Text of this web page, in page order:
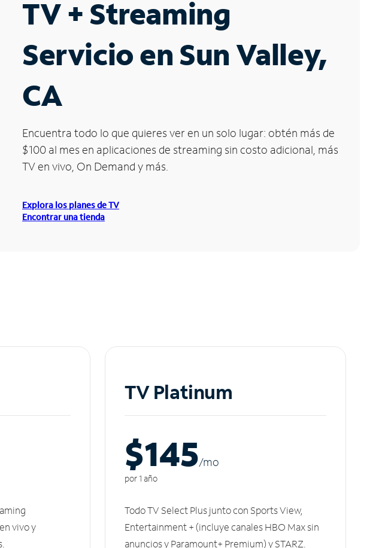
TV + Streaming
Servicio en Sun Valley,
CA
Encuentra todo lo que quieres ver en un solo lugar: obtén más de
$100 al mes en aplicaciones de streaming sin costo adicional, más
TV en vivo, On Demand y más.
Explora los planes de TV
Encontrar una tienda
vivo y
TV Platinum
$145/mo
por 1 año
Todo TV Select Plus junto con Sports View,
Entertainment + (incluye canales HBO Max sin
anuncios y Paramount+ Premium) y STARZ.